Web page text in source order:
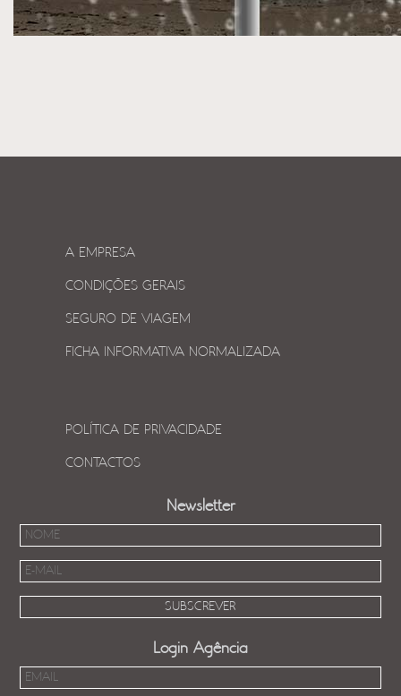
A EMPRESA
CONDIÇÕES GERAIS
SEGURO DE VIAGEM
FICHA INFORMATIVA NORMALIZADA
POLÍTICA DE PRIVACIDADE
CONTACTOS
Newsletter
Login Agência